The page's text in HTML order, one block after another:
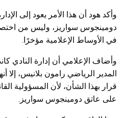
وأكد هود أن هذا الأمر يعود إلى
دومينجوس سواريز، وليس من
في الأوساط الإعلامية مؤخرًا.
وأضاف الإعلامي أن إدارة النادي
المدير الرياضي رامون بلانيس، إلا
قرار بهذا الشأن، لأن المسؤولية
على عاتق دومينجوس سواريز.